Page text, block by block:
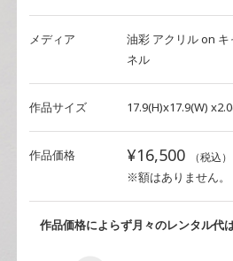
メディア 油彩 アクリルon キ
ネル
作品サイズ 17.9(H)x17.9(W)
作品価格 ¥16,500 （税込）
※額はありません。
作品価格によらず月々のレンタル代